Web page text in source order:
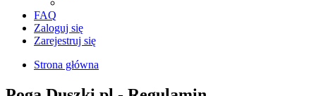
FAQ
Zaloguj się
Zarejestruj się
Strona główna